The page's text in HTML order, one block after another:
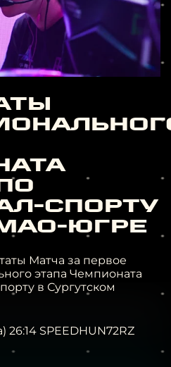
спорту
Югре
Матча за первое
этапа Чемпионата
в Сургутском
SPEEDHUN72RZ